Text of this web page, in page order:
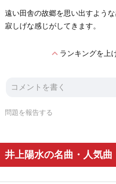
遠い田舎の故郷を思い出すよう
寂しげな感じがしてきます。
expand_lessランキングを上
問題を報告する
井上陽水の名曲・人気曲